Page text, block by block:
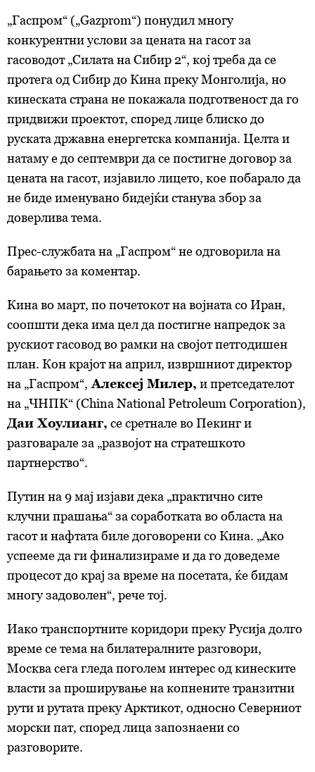
„Гаспром“ („Gazprom“) понудил многу
конкурентни услови за цената на гасот за
гасоводот „Силата на Сибир 2“, кој треба да се
протега од Сибир до Кина преку Монголија, но
кинеската страна не покажала подготвеност да го
придвижи проектот, според лице блиско до
руската државна енергетска компанија. Целта и
натаму е до септември да се постигне договор за
цената на гасот, изјавило лицето, кое побарало да
не биде именувано бидејќи станува збор за
доверлива тема.
Прес-службата на „Гаспром“ не одговорила на
барањето за коментар.
Кина во март, по почетокот на војната со Иран,
соопшти дека има цел да постигне напредок за
рускиот гасовод во рамки на својот петгодишен
план. Кон крајот на април, извршниот директор
на „Гаспром“, Алексеј Милер, и претседателот
на „ЧНПК“ (China National Petroleum Corporation),
Даи Хоулианг, се сретнале во Пекинг и
разговарале за „развојот на стратешкото
партнерство“.
Путин на 9 мај изјави дека „практично сите
клучни прашања“ за соработката во областа на
гасот и нафтата биле договорени со Кина. „Ако
успееме да ги финализираме и да го доведеме
процесот до крај за време на посетата, ќе бидам
многу задоволен“, рече тој.
Иако транспортните коридори преку Русија долго
време се тема на билатералните разговори,
Москва сега гледа поголем интерес од кинеските
власти за проширување на копнените транзитни
рути и рутата преку Арктикот, односно Северниот
морски пат, според лица запознаени со
разговорите.